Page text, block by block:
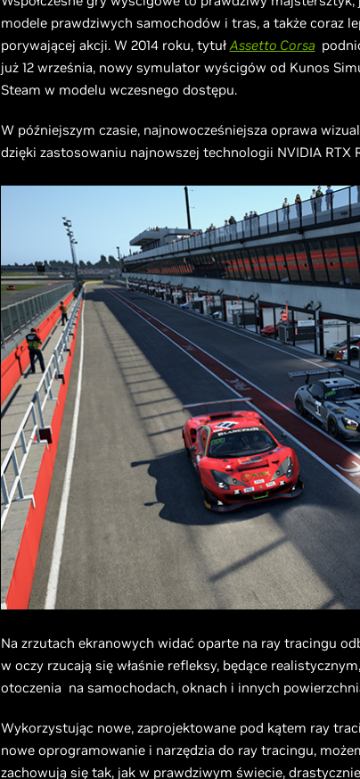
modele prawdziwych samochodów i tras, a także coraz
porywającej akcji. W 2014 roku, tytułAssetto Corsa
już 12 września, nowy symulator wyścigów od Kunos
Steam w modelu wczesnego dostępu.
W późniejszym czasie, najnowocześniejsza oprawa
dzięki zastosowaniu najnowszej technologii NVIDIA
Na zrzutach ekranowych widać oparte na ray tracingu
w oczy rzucają się właśnie refleksy, będące
otoczenia na samochodach, oknach i innych
Wykorzystując nowe, zaprojektowane pod kątem ray
nowe oprogramowanie i narzędzia do ray tracingu,
zachowują się tak, jak w prawdziwym świecie,